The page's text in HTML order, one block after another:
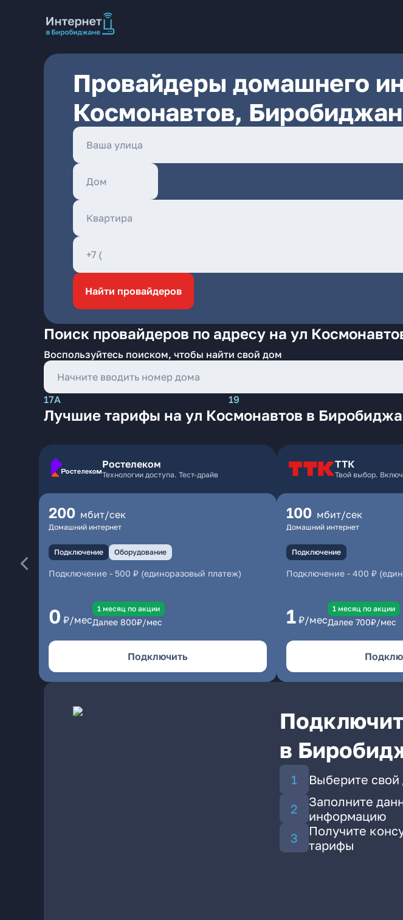
Провайдеры домашнего
Космонавтов, Биробиджан
Найти провайдеров
Поиск провайдеров по адресу на ул
Воспользуйтесь поиском, чтобы найти свой дом
17А 19
Лучшие тарифы на ул Космонавтов в
Ростелеком
Технологии доступа. Тест-драйв
200 мбит/сек
Домашний интернет
Подключение Оборудование
Подключение - 500 ₽ (единоразовый платеж)
0 ₽/мес
1 месяц по акции
Далее 800₽/мес
Подключить
ТТК
Твой выбор.
100 мбит/сек
Домашний интернет
Подключение
Подключение- 400 ₽
1 ₽/мес
1 месяц по акции
Далее 700₽/мес
в
Выберите
Заполните
информацию
Получите
тарифы